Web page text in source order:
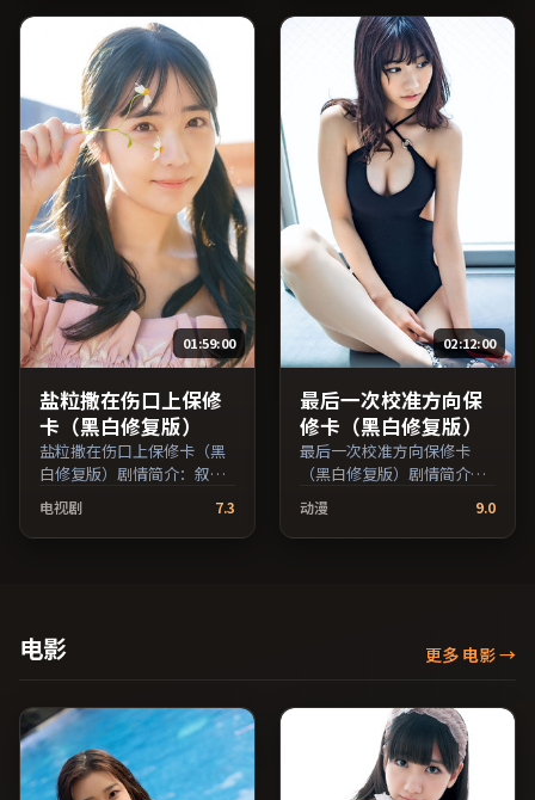
陆出品，动作类型，2018年
上映 / 2018年10月10日于中
国大陆地区院线首映，网络
平台同步更新片源。可作为
周末家庭观影或独自细品的
口碑之选。（国产影视资源
大全免费条目索引，支持片
名与演员交叉检索。）
廖凡、木村拓哉、张子枫等
主演，中国大陆出品，历史
类型，2024年上映 / 2024年
4月2日于中国大陆地区院线
首映，网络平台同步更新片
源。在网络平台播放时建议
开启高清画质以获得更佳细
节。（国产影视资源大全免
费条目索引，支持片名与演
员交叉检索。）
01:59:00
盐粒撒在伤口上保修
卡（黑白修复版）
盐粒撒在伤口上保修卡（黑
白修复版）剧情简介：叙事
线索在城市与乡野之间往
返，亲情线与友情线并行推
进；由宁浩执导，刘亦菲、
平台同步更新片源。若你偏
视资源大全免费条目索引，
支持片名与演员交叉检
索。）
电视剧 7.3
02:12:00
最后一次校准方向保
修卡（黑白修复版）
最后一次校准方向保修卡
（黑白修复版）剧情简介：
择，影像质感兼顾院线观感
与流媒体清晰度；由毕赣执
国台湾地区院线首映，网络
质以获得更佳细节。（国产
影视资源大全免费条目索
引，支持片名与演员交叉检
动漫 9.0
电影 更多 电影→